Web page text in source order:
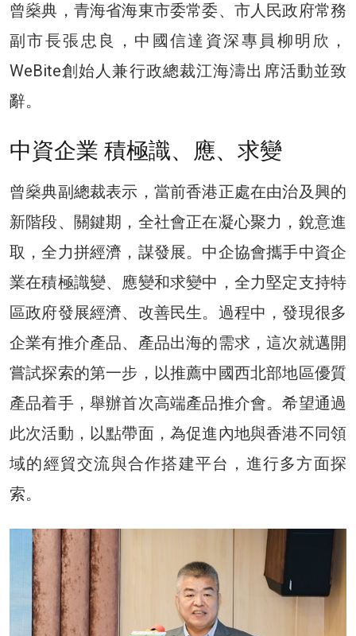
曾燊典，青海省海東市委常委、市人民政府常務
副市長張忠良，中國信達資深專員柳明欣，
WeBite創始人兼行政總裁江海濤出席活動並致
辭。
中資企業 積極識、應、求變
曾燊典副總裁表示，當前香港正處在由治及興的
新階段、關鍵期，全社會正在凝心聚力，銳意進
取，全力拼經濟，謀發展。中企協會攜手中資企
業在積極識變、應變和求變中，全力堅定支持特
區政府發展經濟、改善民生。過程中，發現很多
企業有推介產品、產品出海的需求，這次就邁開
嘗試探索的第一步，以推薦中國西北部地區優質
產品着手，舉辦首次高端產品推介會。希望通過
此次活動，以點帶面，為促進內地與香港不同領
域的經貿交流與合作搭建平台，進行多方面探
索。